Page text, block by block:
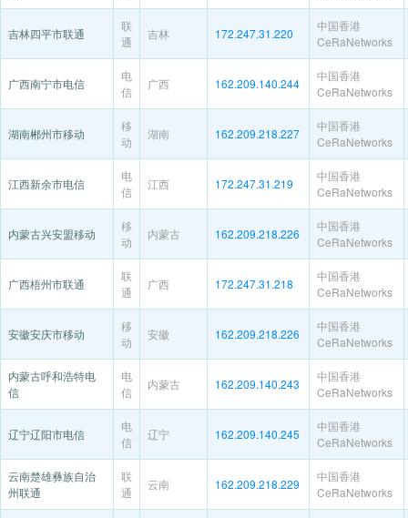
吉林四平市联通
联
通
吉林 172.247.31.220
中国香港
CeRaNetworks
广西南宁市电信
电
信
广西 162.209.140.244
中国香港
CeRaNetworks
湖南郴州市移动
移
动
湖南 162.209.218.227
中国香港
CeRaNetworks
江西新余市电信
电
信
江西 172.247.31.219
中国香港
CeRaNetworks
内蒙古兴安盟移动
移
动
内蒙古 162.209.218.226
中国香港
CeRaNetworks
广西梧州市联通
联
通
广西 172.247.31.218
中国香港
CeRaNetworks
安徽安庆市移动
移
动
安徽 162.209.218.226
中国香港
CeRaNetworks
内蒙古呼和浩特电
信
电
信
内蒙古 162.209.140.243
中国香港
CeRaNetworks
辽宁辽阳市电信
电
信
辽宁 162.209.140.245
中国香港
CeRaNetworks
云南楚雄彝族自治
州联通
联
通
云南 162.209.218.229
中国香港
CeRaNetworks